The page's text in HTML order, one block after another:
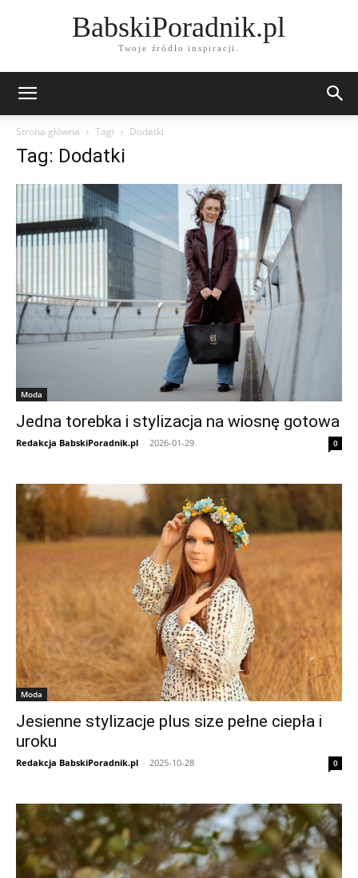
BabskiPoradnik.pl
Twoje źródło inspiracji.
Strona główna Tagi Dodatki
Tag: Dodatki
Moda
Jedna torebka i stylizacja na wiosnę gotowa
Redakcja BabskiPoradnik.pl - 2026-01-29 0
Moda
Jesienne stylizacje plus size pełne ciepła i
uroku
Redakcja BabskiPoradnik.pl - 2025-10-28 0